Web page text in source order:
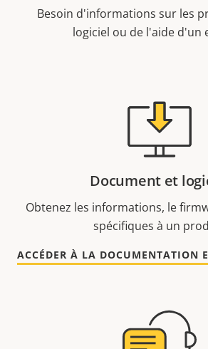
Besoin d'informations sur les
logiciel ou de l'aide d'un
Document et
Obtenez les informations, le
spécifiques à un